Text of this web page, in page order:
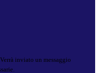
Verrà inviato un messaggio